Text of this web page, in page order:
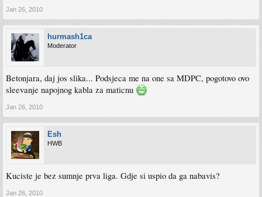
Jan 26, 2010
hurmash1ca
Moderator
Betonjara, daj jos slika... Podsjeca me na one sa MDPC, pogotovo ovo
sleevanje napojnog kabla za maticnu
Jan 26, 2010
Esh
HWB
Kuciste je bez sumnje prva liga. Gdje si uspio da ga nabavis?
Jan 26, 2010